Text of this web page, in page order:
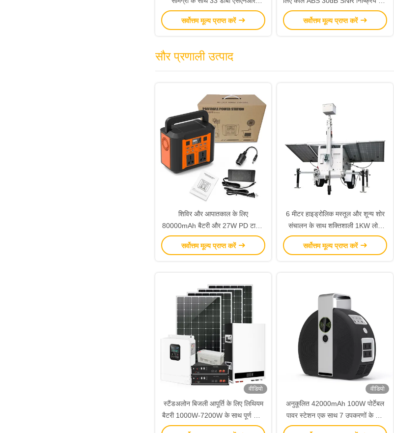
निष्क्रिय शोर कटौती ईयरमफ
सर्वोत्तम मूल्य प्राप्त करें
कम करने वाले कान
सर्वोत्तम मूल्य प्राप्त करें
सौर प्रणाली उत्पाद
शिविर और आपातकाल के लिए
80000mAh बैटरी और 27W PD टाइप-
सी के साथ 220V 300W पोर्टेबल पावर
स्टेशन
सर्वोत्तम मूल्य प्राप्त करें
6 मीटर हाइड्रोलिक मस्तूल और शून्य शोर
संचालन के साथ शक्तिशाली 1KW लोड
पावर एलईडी सोलर टॉवर लाइट
सर्वोत्तम मूल्य प्राप्त करें
वीडियो
स्टैंडअलोन बिजली आपूर्ति के लिए लिथियम
बैटरी 1000W-7200W के साथ पूर्ण ऑफ
ग्रिड सोलर किट
वीडियो
अनुकूलित 42000mAh 100W पोर्टेबल
पावर स्टेशन एक साथ 7 उपकरणों के लिए
आपातकालीन बिजली की आपूर्ति